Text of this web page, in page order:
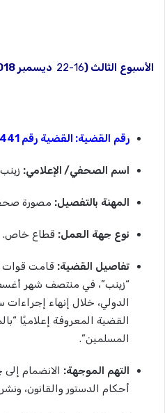
الأسبوع الثالث (
16-22 ديسمبر
رقم القضية: القضية رقم
اسم الصحفي/ الإعلامي:
المهنة بالتفصيل: مصورة
نوع جهة العمل: قطاع خاص.
تفاصيل القضية: قامت قوات
“زينب”، في منتصف شهر
الدولي، خلال إنهاء إجراءات
القضية المعروفة إعلاميًا
المسلمين”.
التهم الموجهة: الانضمام
أحكام الدستور والقانون،